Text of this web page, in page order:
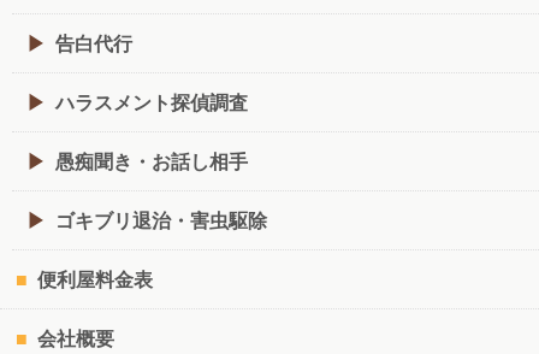
告白代行
ハラスメント探偵調査
愚痴聞き・お話し相手
ゴキブリ退治・害虫駆除
便利屋料金表
会社概要